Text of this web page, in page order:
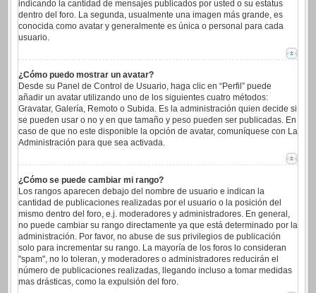
indicando la cantidad de mensajes publicados por usted o su estatus
dentro del foro. La segunda, usualmente una imagen más grande, es
conocida como avatar y generalmente es única o personal para cada
usuario.
¿Cómo puedo mostrar un avatar?
Desde su Panel de Control de Usuario, haga clic en “Perfil” puede
añadir un avatar utilizando uno de los siguientes cuatro métodos:
Gravatar, Galería, Remoto o Subida. Es la administración quien decide si
se pueden usar o no y en que tamaño y peso pueden ser publicadas. En
caso de que no este disponible la opción de avatar, comuníquese con La
Administración para que sea activada.
¿Cómo se puede cambiar mi rango?
Los rangos aparecen debajo del nombre de usuario e indican la
cantidad de publicaciones realizadas por el usuario o la posición del
mismo dentro del foro, e.j. moderadores y administradores. En general,
no puede cambiar su rango directamente ya que está determinado por la
administración. Por favor, no abuse de sus privilegios de publicación
solo para incrementar su rango. La mayoría de los foros lo consideran
"spam", no lo toleran, y moderadores o administradores reducirán el
número de publicaciones realizadas, llegando incluso a tomar medidas
mas drásticas, como la expulsión del foro.